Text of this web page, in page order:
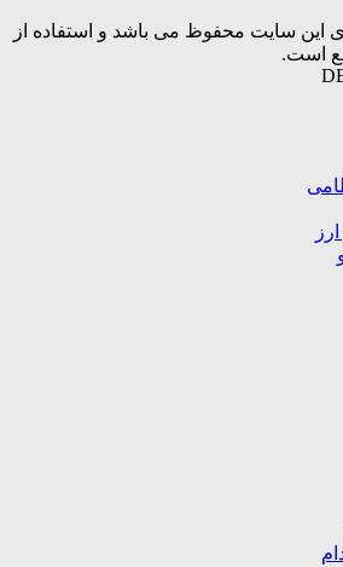
این سایت محفوظ می باشد و استفاده از
است.